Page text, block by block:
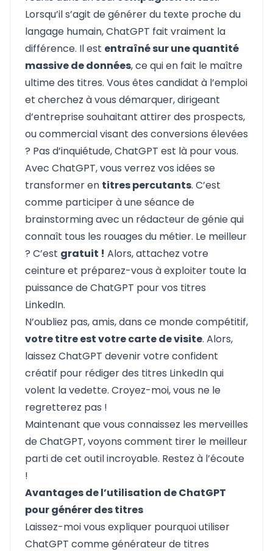
Lorsqu’il s’agit de générer du texte proche du
langage humain, ChatGPT fait vraiment la
différence. Il est entraîné sur une quantité
massive de données, ce qui en fait le maître
ultime des titres. Vous êtes candidat à l’emploi
et cherchez à vous démarquer, dirigeant
d’entreprise souhaitant attirer des prospects,
ou commercial visant des conversions élevées
? Pas d’inquiétude, ChatGPT est là pour vous.
Avec ChatGPT, vous verrez vos idées se
transformer en titres percutants. C’est
comme participer à une séance de
brainstorming avec un rédacteur de génie qui
connaît tous les rouages du métier. Le meilleur
? C’est gratuit ! Alors, attachez votre
ceinture et préparez-vous à exploiter toute la
puissance de ChatGPT pour vos titres
LinkedIn.
N’oubliez pas, amis, dans ce monde compétitif,
votre titre est votre carte de visite. Alors,
laissez ChatGPT devenir votre confident
créatif pour rédiger des titres LinkedIn qui
volent la vedette. Croyez-moi, vous ne le
regretterez pas !
Maintenant que vous connaissez les merveilles
de ChatGPT, voyons comment tirer le meilleur
parti de cet outil incroyable. Restez à l’écoute
!
Avantages de l’utilisation de ChatGPT
pour générer des titres
Laissez-moi vous expliquer pourquoi utiliser
ChatGPT comme générateur de titres